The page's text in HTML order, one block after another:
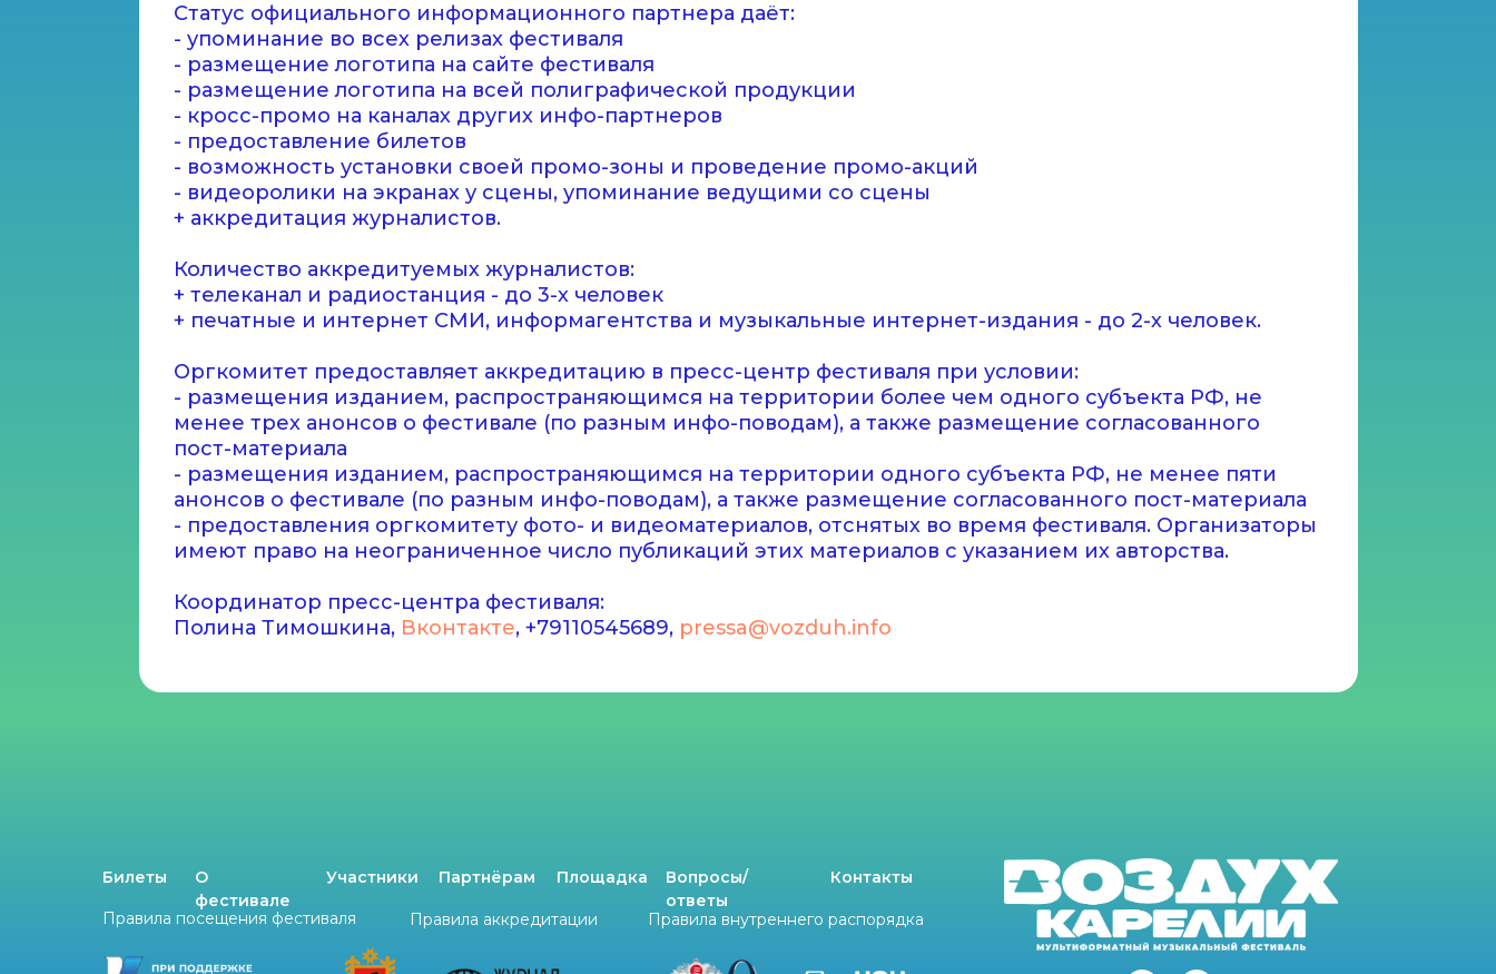
Статус официального информационного партнера даёт:
- упоминание во всех релизах фестиваля
- размещение логотипа на сайте фестиваля
- размещение логотипа на всей полиграфической продукции
- кросс-промо на каналах других инфо-партнеров
- предоставление билетов
- возможность установки своей промо-зоны и проведение промо-акций
- видеоролики на экранах у сцены, упоминание ведущими со сцены
+ аккредитация журналистов.
Количество аккредитуемых журналистов:
+ телеканал и радиостанция - до 3-х человек
+ печатные и интернет СМИ, информагентства и музыкальные интернет-издания - до 2-х человек.
Оргкомитет предоставляет аккредитацию в пресс-центр фестиваля при условии:
- размещения изданием, распространяющимся на территории более чем одного субъекта РФ, не
менее трех анонсов о фестивале (по разным инфо-поводам), а также размещение согласованного
пост-материала
- размещения изданием, распространяющимся на территории одного субъекта РФ, не менее пяти
анонсов о фестивале (по разным инфо-поводам), а также размещение согласованного пост-материала
- предоставления оргкомитету фото- и видеоматериалов, отснятых во время фестиваля. Организаторы
имеют право на неограниченное число публикаций этих материалов с указанием их авторства.
Координатор пресс-центра фестиваля:
Полина Тимошкина, Вконтакте, +79110545689, pressa@vozduh.info
О
фестивале
Участники Партнёрам Площадка
Билеты
Вопросы/
ответы
Контакты
Правила посещения фестиваля Правила аккредитации Правила внутреннего распорядка